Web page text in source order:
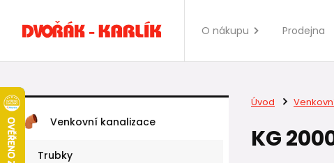
O nákupu Prodejna
Venkovní kanalizace
Trubky
Úvod
KG